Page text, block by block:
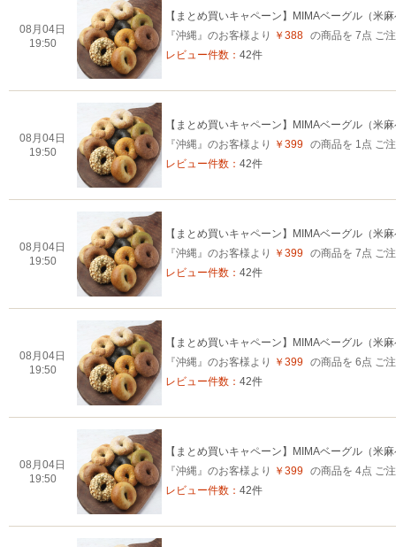
08月04日
19:50
【まとめ買いキャペーン】MIMAベーグル（米
『沖縄』のお客様より
￥388 の商品を 7点 ご
レビュー件数： 42件
08月04日
19:50
【まとめ買いキャペーン】MIMAベーグル（米
『沖縄』のお客様より
￥399 の商品を 1点 ご
レビュー件数： 42件
08月04日
19:50
【まとめ買いキャペーン】MIMAベーグル（米
『沖縄』のお客様より
￥399 の商品を 7点 ご
レビュー件数： 42件
08月04日
19:50
【まとめ買いキャペーン】MIMAベーグル（米
『沖縄』のお客様より
￥399 の商品を 6点 ご
レビュー件数： 42件
08月04日
19:50
【まとめ買いキャペーン】MIMAベーグル（米
『沖縄』のお客様より
￥399 の商品を 4点 ご
レビュー件数： 42件